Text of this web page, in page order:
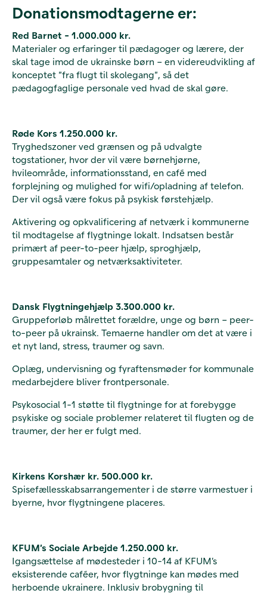
Donationsmodtagerne er:
Red Barnet - 1.000.000 kr.
Materialer og erfaringer til pædagoger og lærere, der
skal tage imod de ukrainske børn – en videreudvikling af
konceptet ”fra flugt til skolegang”, så det
pædagogfaglige personale ved hvad de skal gøre.
Røde Kors 1.250.000 kr.
Tryghedszoner ved grænsen og på udvalgte
togstationer, hvor der vil være børnehjørne,
hvileområde, informationsstand, en café med
forplejning og mulighed for wifi/opladning af telefon.
Der vil også være fokus på psykisk førstehjælp.
Aktivering og opkvalificering af netværk i kommunerne
til modtagelse af flygtninge lokalt. Indsatsen består
primært af peer-to-peer hjælp, sproghjælp,
gruppesamtaler og netværksaktiviteter.
Dansk Flygtningehjælp 3.300.000 kr.
Gruppeforløb målrettet forældre, unge og børn – peer-
to-peer på ukrainsk. Temaerne handler om det at være i
et nyt land, stress, traumer og savn.
Oplæg, undervisning og fyraftensmøder for kommunale
medarbejdere bliver frontpersonale.
Psykosocial 1-1 støtte til flygtninge for at forebygge
psykiske og sociale problemer relateret til flugten og de
traumer, der her er fulgt med.
Kirkens Korshær kr. 500.000 kr.
Spisefællesskabsarrangementer i de større varmestuer i
byerne, hvor flygtningene placeres.
KFUM’s Sociale Arbejde 1.250.000 kr.
Igangsættelse af mødesteder i 10-14 af KFUM’s
eksisterende caféer, hvor flygtninge kan mødes med
herboende ukrainere. Inklusiv brobygning til